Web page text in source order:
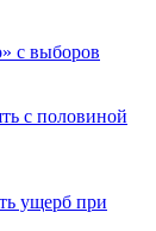
с выборов
с половиной
ущерб при